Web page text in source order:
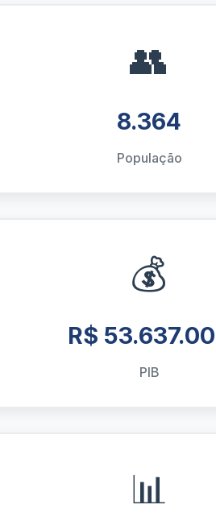
👥
8.364
População
💰
R$
PIB
📊